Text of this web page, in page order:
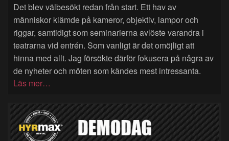
Det blev välbesökt redan från start. Ett hav av
människor klämde på kameror, objektiv, lampor och
riggar, samtidigt som seminarierna avlöste varandra i
teatrarna vid entrén. Som vanligt är det omöjligt att
hinna med allt. Jag försökte därför fokusera på några av
de nyheter och möten som kändes mest intressanta.
Läs mer…